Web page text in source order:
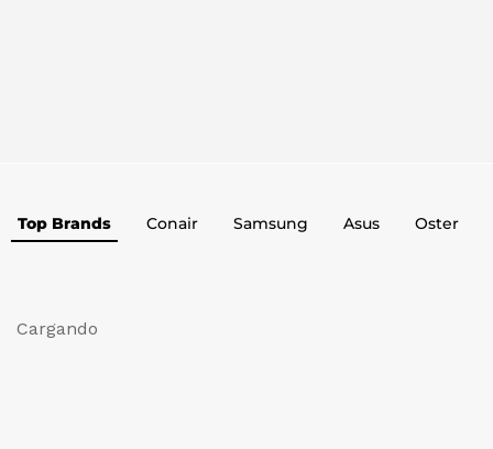
Top Brands Conair Samsung Asus Oster
Cargando